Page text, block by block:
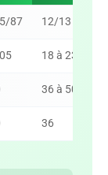
87 12/13
18 à 23
36 à 50*
36